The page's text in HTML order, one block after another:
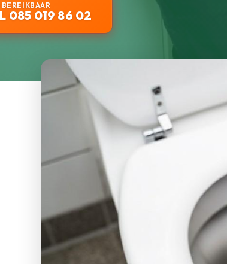
BEREIKBAAR
085 019 86 02